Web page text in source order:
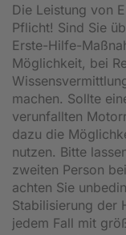
Die Leistung von
Pflicht! Sind Sie
Erste-Hilfe-
Möglichkeit, bei
machen. Sollte
verunfallten
dazu die
nutzen. Bitte
zweiten Person
achten Sie
Stabilisierung der
jedem Fall mit